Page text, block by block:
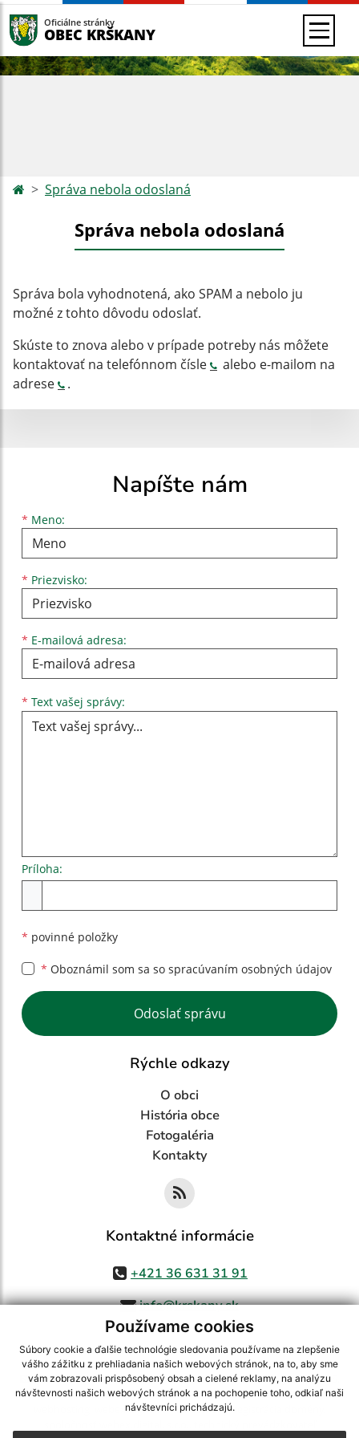
Používame cookies
Súbory cookie a ďalšie technológie sledovania používame na zlepšenie
vášho zážitku z prehliadania našich webových stránok, na to, aby sme
vám zobrazovali prispôsobený obsah a cielené reklamy, na analýzu
návštevnosti našich webových stránok a na pochopenie toho, odkiaľ naši
návštevníci prichádzajú.
Oficiálne stránky
OBEC KRŠKANY
Správa nebola odoslaná
Správa nebola odoslaná
Správa bola vyhodnotená, ako SPAM a nebolo ju
možné z tohto dôvodu odoslať.
Skúste to znova alebo v prípade potreby nás môžete
kontaktovať na telefónnom čísle
alebo e-mailom na
adrese
.
Napíšte nám
* Meno:
Meno
* Priezvisko:
Priezvisko
* E-mailová adresa:
E-mailová adresa
* Text vašej správy:
Príloha:
* povinné položky
* Oboznámil som sa so spracúvaním osobných údajov
Google reCaptcha Response
Odoslať správu
Rýchle odkazy
O obci
História obce
Fotogaléria
Kontakty
Kontaktné informácie
+421 36 631 31 91
info@krskany.sk
využite možnosť získavania aktuálnych informácií s využitím RSS
CMS systém (redakčný) systém ECHELON 2,Mapa stránok,web portál
webex.digital, s.r.o.,domény,registrácia domény